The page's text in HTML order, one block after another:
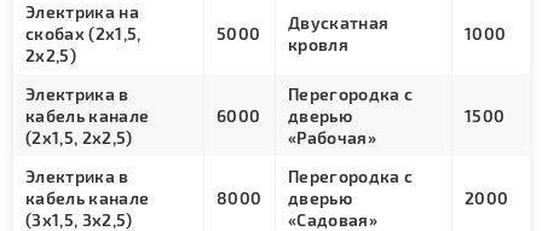
Электрика на
скобах (2х1,5,
2х2,5)
5000
Двускатная
кровля
1000
Электрика в
кабель канале
(2х1,5, 2х2,5)
6000
Перегородка с
дверью
«Рабочая»
1500
Электрика в
кабель канале
(3х1,5, 3х2,5)
8000
Перегородка с
дверью
«Садовая»
2000